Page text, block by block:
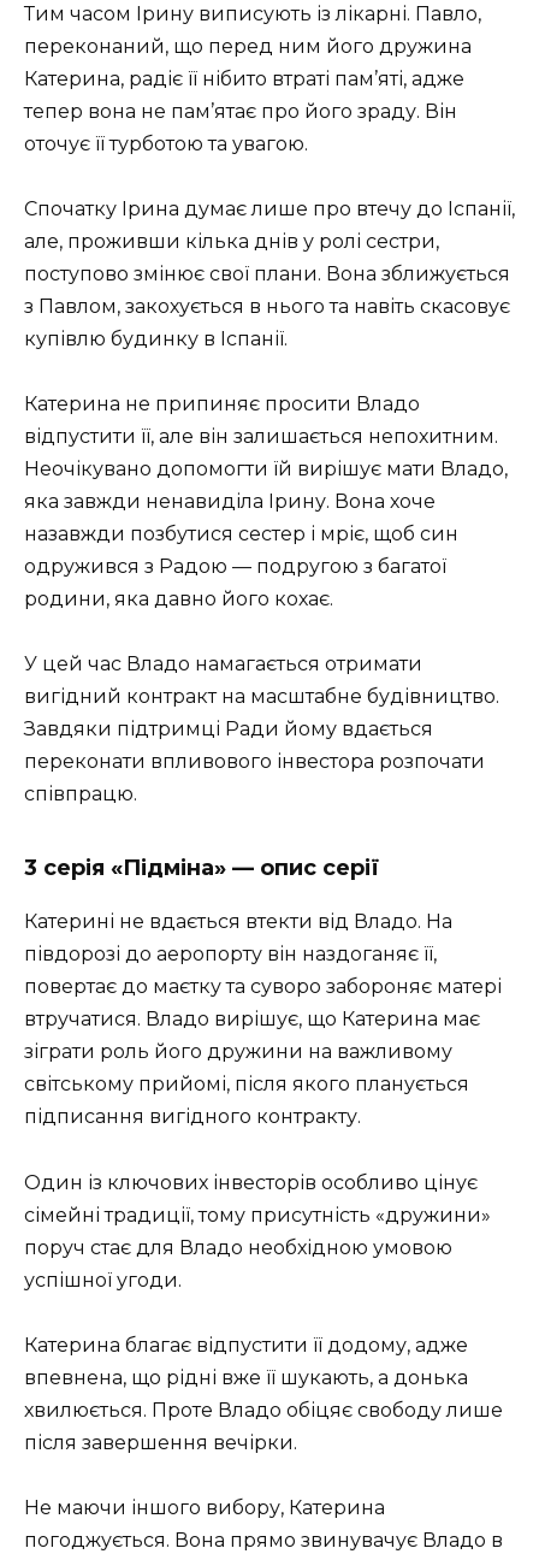
Тим часом Ірину виписують із лікарні. Павло,
переконаний, що перед ним його дружина
Катерина, радіє її нібито втраті пам’яті, адже
тепер вона не пам’ятає про його зраду. Він
оточує її турботою та увагою.
Спочатку Ірина думає лише про втечу до Іспанії,
але, проживши кілька днів у ролі сестри,
поступово змінює свої плани. Вона зближується
з Павлом, закохується в нього та навіть скасовує
купівлю будинку в Іспанії.
Катерина не припиняє просити Владо
відпустити її, але він залишається непохитним.
Неочікувано допомогти їй вирішує мати Владо,
яка завжди ненавиділа Ірину. Вона хоче
назавжди позбутися сестер і мріє, щоб син
одружився з Радою — подругою з багатої
родини, яка давно його кохає.
У цей час Владо намагається отримати
вигідний контракт на масштабне будівництво.
Завдяки підтримці Ради йому вдається
переконати впливового інвестора розпочати
співпрацю.
3 серія «Підміна» — опис серії
Катерині не вдається втекти від Владо. На
півдорозі до аеропорту він наздоганяє її,
повертає до маєтку та суворо забороняє матері
втручатися. Владо вирішує, що Катерина має
зіграти роль його дружини на важливому
світському прийомі, після якого планується
підписання вигідного контракту.
Один із ключових інвесторів особливо цінує
сімейні традиції, тому присутність «дружини»
поруч стає для Владо необхідною умовою
успішної угоди.
Катерина благає відпустити її додому, адже
впевнена, що рідні вже її шукають, а донька
хвилюється. Проте Владо обіцяє свободу лише
після завершення вечірки.
Не маючи іншого вибору, Катерина
погоджується. Вона прямо звинувачує Владо в